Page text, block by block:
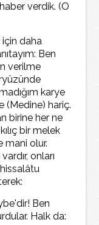
verdik. (O
için daha
Ben
verilme
karye
(Medine) hariç.
birine her ne
bir melek
mani olur.
onları
Ben
Halk da: